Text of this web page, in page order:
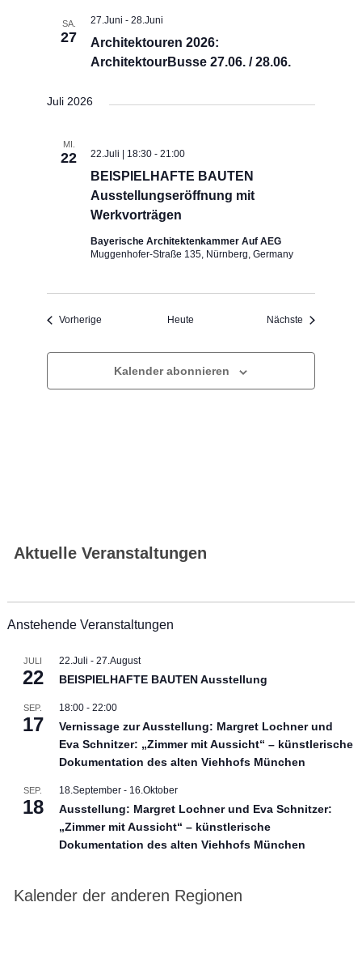
SA.
27
Architektouren 2026:
ArchitektourBusse 27.06. / 28.06.
27.Juni -28.Juni
Juli 2026
MI.
22
BEISPIELHAFTE BAUTEN
Ausstellungseröffnung mit
Werkvorträgen
22.Juli | 18:30 -21:00
Bayerische Architektenkammer Auf AEG
Muggenhofer-Straße 135, Nürnberg, Germany
Vorherige VeranstaltungenHeute Nächste
Kalender abonnieren
Aktuelle Veranstaltungen
Anstehende Veranstaltungen
JULI
22
22.Juli - 27.August
BEISPIELHAFTE BAUTEN Ausstellung
SEP.
17
18:00- 22:00
Vernissage zur Ausstellung: Margret Lochner und
Eva Schnitzer: „Zimmer mit Aussicht“ – künstlerische
Dokumentation des alten Viehhofs München
SEP.
18
18.September- 16.Oktober
Ausstellung: Margret Lochner und Eva Schnitzer:
„Zimmer mit Aussicht“ – künstlerische
Dokumentation des alten Viehhofs München
Kalender der anderen Regionen